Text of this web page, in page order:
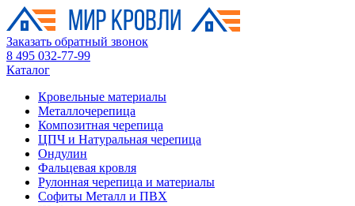
Заказать обратный звонок
8 495 032-77-99
Каталог
Кровельные материалы
Металлочерепица
Композитная черепица
ЦПЧ и Натуральная черепица
Ондулин
Фальцевая кровля
Рулонная черепица и материалы
Софиты Металл и ПВХ